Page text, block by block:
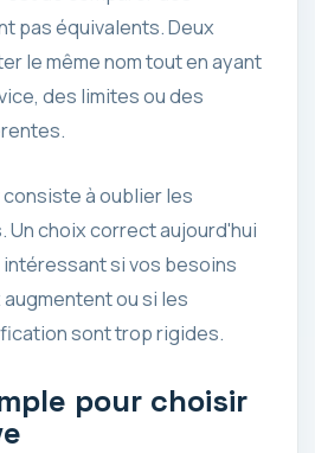
pas équivalents. Deux
le même nom tout en ayant
des limites ou des
à oublier les
choix correct aujourd'hui
si vos besoins
ou si les
sont trop rigides.
pour choisir